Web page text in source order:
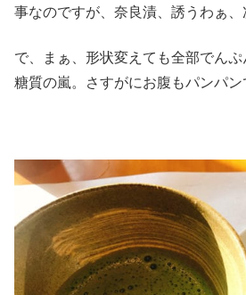
事なのですが、奈良漬、誘うわぁ、
で、まぁ、形状変えても全部でん
糖質の嵐。さすがにお腹もパンパ